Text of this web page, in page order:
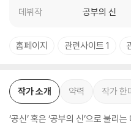
데뷔작
공부의 신
홈페이지 관련사이트 1
작가 소개 약력 작가 한
‘공신’ 혹은 ‘공부의 신’으로 불리